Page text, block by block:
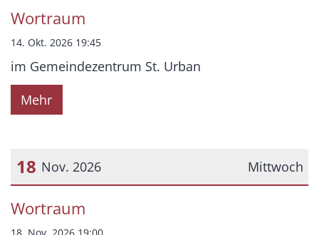
Datum: 14. Oktober 2026
Wortraum
14. Okt. 2026 19:45
im Gemeindezentrum St. Urban
Mehr
Mittwoch
18 Nov. 2026
Datum: 18. November 2026
Wortraum